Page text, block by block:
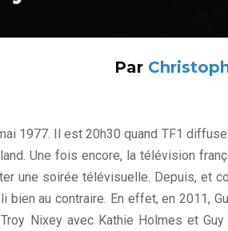
Par
1977. Il est 20h30 quand TF1
Une fois encore, la télévision
une soirée télévisuelle. Depuis, et
bien au contraire. En effet, en 2011,
Nixey avec Kathie Holmes et